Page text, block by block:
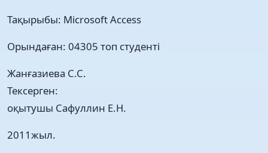
Тақырыбы: Microsoft Access
Орындаған: 04305 топ студенті
Жанғазиева С.С.
Тексерген:
оқытушы Сафуллин Е.Н.
2011жыл.